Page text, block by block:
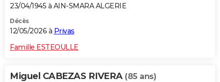
23/04/1945 à AIN-SMARA ALGERIE
Décès
12/05/2026 à Privas
Famille ESTEOULLE
Miguel CABEZAS RIVERA (85 ans)